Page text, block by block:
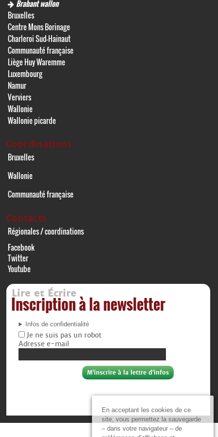
En acceptant les cookies de ce
site, vous permettez la sauvegarde
– dans votre navigateur – de
Brabant wallon
Bruxelles
Centre Mons Borinage
Charleroi Sud-Hainaut
Communauté française
Liège Huy Waremme
Luxembourg
Namur
Verviers
Wallonie
Wallonie picarde
Coordinations
Bruxelles
Wallonie
Communauté française
Contacts
Régionales / coordinations
Facebook
Twitter
Youtube
Lire et Écrire
Inscription à la newsletter
Infos de confidentialité
Je ne suis pas un robot
Adresse e-mail